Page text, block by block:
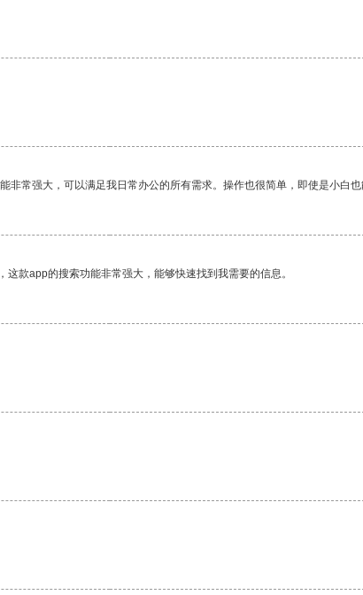
常强大，可以满足我日常办公的所有需求。操作也很简单，即使是小白也
款app的搜索功能非常强大，能够快速找到我需要的信息。